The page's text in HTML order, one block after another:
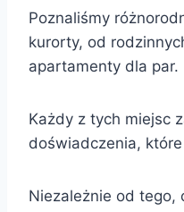
Poznaliśmy
kurorty, od
apartamenty dla par.
Każdy z tych miejsc
doświadczenia,
Niezależnie od tego,